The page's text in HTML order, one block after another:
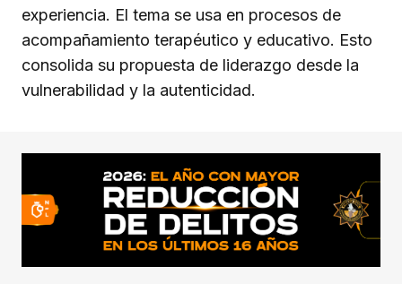
experiencia. El tema se usa en procesos de
acompañamiento terapéutico y educativo. Esto
consolida su propuesta de liderazgo desde la
vulnerabilidad y la autenticidad.